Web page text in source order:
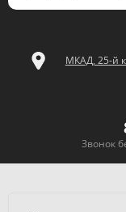
МКАД, 25-й
Звонок